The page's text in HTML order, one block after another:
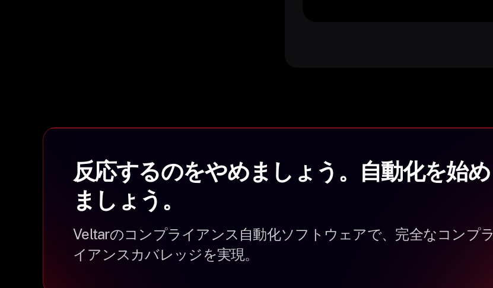
反応するのをやめましょう。自動化を始め
ましょう。
Veltarのコンプライアンス自動化ソフトウェアで、完全なコンプラ
イアンスカバレッジを実現。